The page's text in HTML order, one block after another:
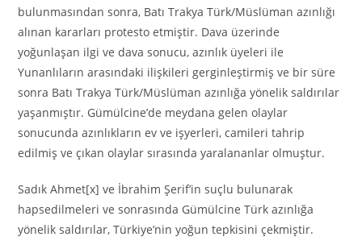
bulunmasından sonra, Batı Trakya Türk/Müslüman azınlığı
alınan kararları protesto etmiştir. Dava üzerinde
yoğunlaşan ilgi ve dava sonucu, azınlık üyeleri ile
Yunanlıların arasındaki ilişkileri gerginleştirmiş ve bir süre
sonra Batı Trakya Türk/Müslüman azınlığa yönelik saldırılar
yaşanmıştır. Gümülcine’de meydana gelen olaylar
sonucunda azınlıkların ev ve işyerleri, camileri tahrip
edilmiş ve çıkan olaylar sırasında yaralananlar olmuştur.
Sadık Ahmet[x] ve İbrahim Şerif’in suçlu bulunarak
hapsedilmeleri ve sonrasında Gümülcine Türk azınlığa
yönelik saldırılar, Türkiye’nin yoğun tepkisini çekmiştir.